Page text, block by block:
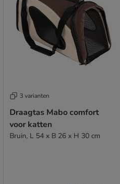
3 varianten
Draagtas Mabo comfort
voor katten
Bruin, L 54 x B 26 x H 30 cm